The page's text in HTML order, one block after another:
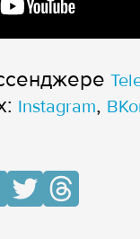
Instagram,